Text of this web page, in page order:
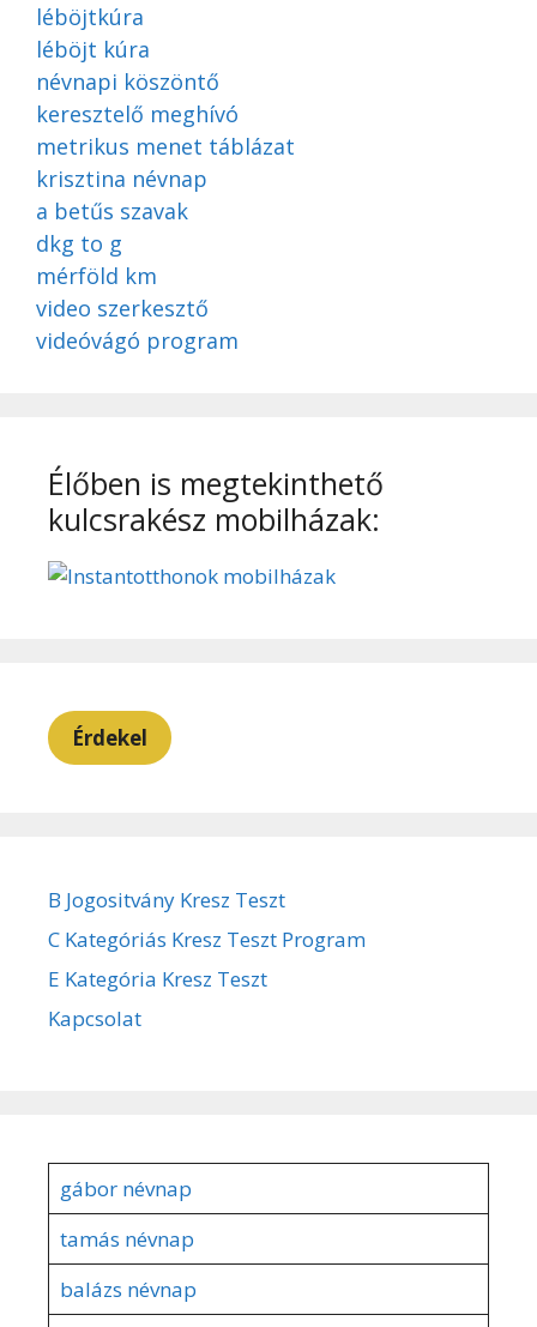
léböjtkúra
léböjt kúra
névnapi köszöntő
keresztelő meghívó
metrikus menet táblázat
krisztina névnap
a betűs szavak
dkg to g
mérföld km
video szerkesztő
videóvágó program
Élőben is megtekinthető
kulcsrakész mobilházak:
Érdekel
B Jogositvány Kresz Teszt
C Kategóriás Kresz Teszt Program
E Kategória Kresz Teszt
Kapcsolat
gábor névnap
tamás névnap
balázs névnap